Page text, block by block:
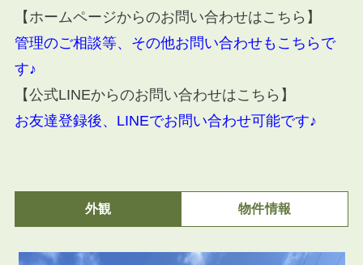
【ホームページからのお問い合わせはこちら】
管理のご相談等、その他お問い合わせもこちらで
す♪
【公式LINEからのお問い合わせはこちら】
お友達登録後、LINEでお問い合わせ可能です♪
外観 物件情報